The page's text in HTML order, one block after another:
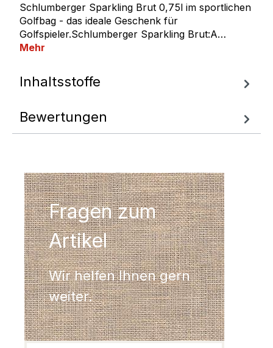
Schlumberger Sparkling Brut 0,75l im sportlichen
Golfbag - das ideale Geschenk für
Golfspieler.Schlumberger Sparkling Brut:A…
Mehr
Inhaltsstoffe
Bewertungen
Fragen zum
Artikel
Wir helfen Ihnen gern
weiter.